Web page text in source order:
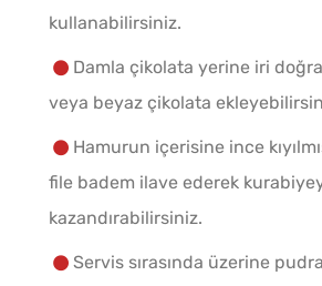
kullanabilirsiniz.
Damla çikolata yerine iri
veya beyaz çikolata
Hamurun içerisine ince
file badem ilave ederek
kazandırabilirsiniz.
Servis sırasında üzerine